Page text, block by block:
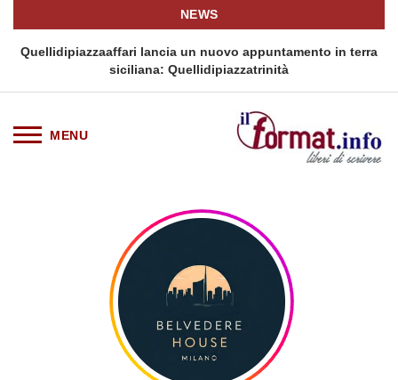
NEWS
Quellidipiazzaaffari lancia un nuovo appuntamento in terra
siciliana: Quellidipiazzatrinità